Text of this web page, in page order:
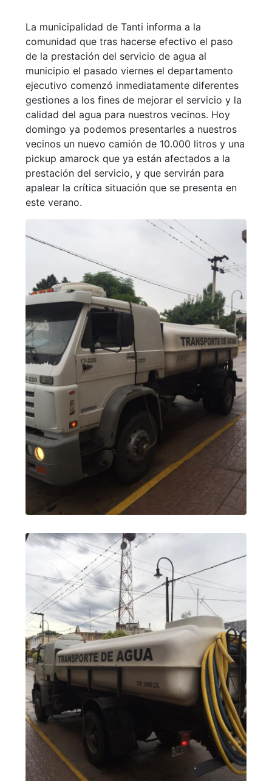
La municipalidad de Tanti informa a la
comunidad que tras hacerse efectivo el paso
de la prestación del servicio de agua al
municipio el pasado viernes el departamento
ejecutivo comenzó inmediatamente diferentes
gestiones a los fines de mejorar el servicio y la
calidad del agua para nuestros vecinos. Hoy
domingo ya podemos presentarles a nuestros
vecinos un nuevo camión de 10.000 litros y una
pickup amarock que ya están afectados a la
prestación del servicio, y que servirán para
apalear la crítica situación que se presenta en
este verano.